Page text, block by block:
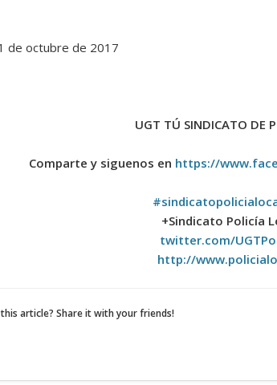
de octubre de 2017
UGT TÚ SINDICATO DE
Comparte y siguenos en https://
+Sindicato Policía
twitter.com/
http://
article? Share it with your friends!